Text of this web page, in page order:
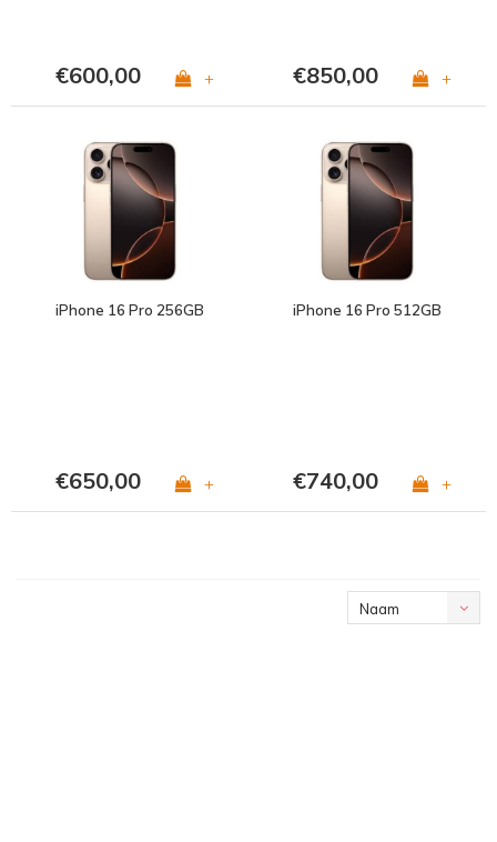
€600,00 + €850,00 +
iPhone 16 Pro 256GB
€650,00 +
iPhone 16 Pro 512GB
€740,00 +
Naam